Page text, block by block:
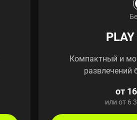
Компактный и
развлечений
от
или от 6